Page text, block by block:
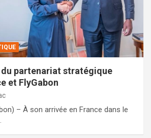
partenariat stratégique
et FlyGabon
– À son arrivée en France dans le